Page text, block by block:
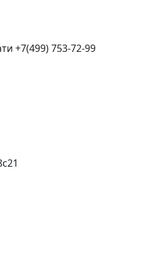
+7(499) 753-72-99